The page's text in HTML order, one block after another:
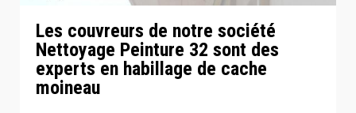
Les couvreurs de notre société
Nettoyage Peinture 32 sont des
experts en habillage de cache
moineau